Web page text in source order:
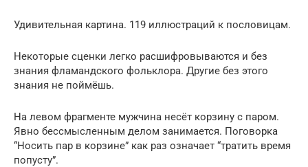
Удивительная картина. 119 иллюстраций к пословицам.
Некоторые сценки легко расшифровываются и без
знания фламандского фольклора. Другие без этого
знания не поймёшь.
На левом фрагменте мужчина несёт корзину с паром.
Явно бессмысленным делом занимается. Поговорка
“Носить пар в корзине” как раз означает “тратить время
попусту”.